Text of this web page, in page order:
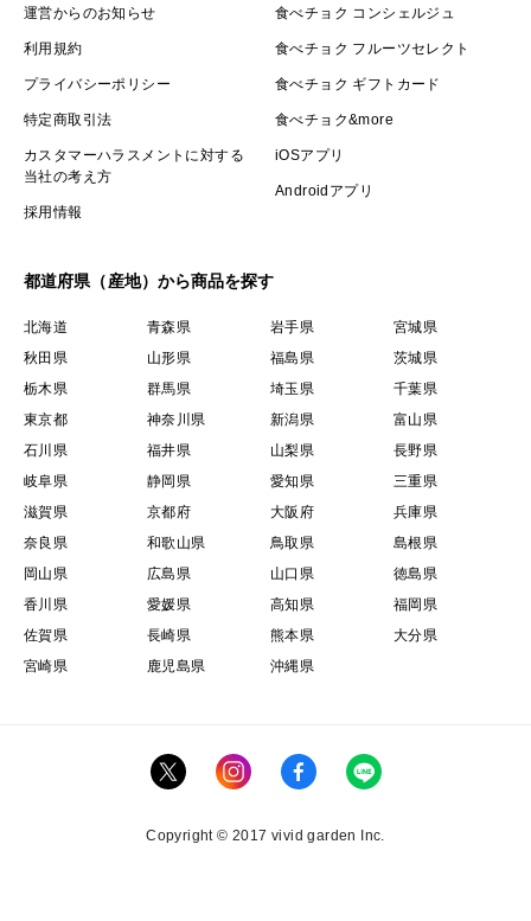
運営からのお知らせ
利用規約
プライバシーポリシー
特定商取引法
カスタマーハラスメントに対する
当社の考え方
採用情報
食べチョク コンシェルジュ
食べチョク フルーツセレクト
食べチョク ギフトカード
食べチョク&more
iOSアプリ
Androidアプリ
都道府県（産地）から商品を探す
北海道 青森県 岩手県
宮城県
秋田県
山形県 福島県
茨城県
栃木県
群馬県 埼玉県
千葉県
東京都
神奈川県 新潟県
富山県
石川県
福井県 山梨県
長野県
岐阜県
静岡県 愛知県
三重県
滋賀県
京都府 大阪府
兵庫県
奈良県
和歌山県 鳥取県
島根県
岡山県
広島県 山口県
徳島県
香川県
愛媛県 高知県
福岡県
佐賀県
長崎県 熊本県
大分県
宮崎県
鹿児島県 沖縄県
Copyright © 2017 vivid garden Inc.